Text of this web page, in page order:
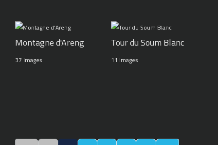
Montagne d'Areng
37 Images
Tour du Soum Blanc
11 Images